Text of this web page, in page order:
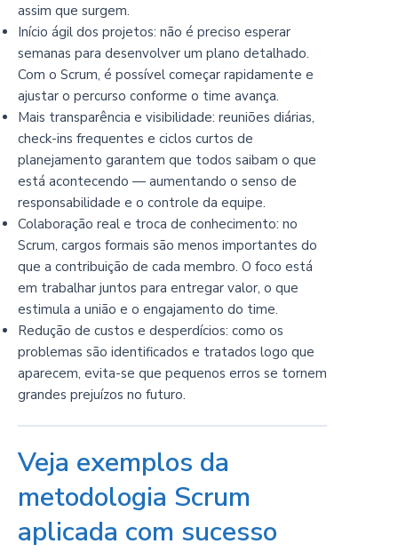
assim que surgem.
Início ágil dos projetos: não é preciso esperar
semanas para desenvolver um plano detalhado.
Com o Scrum, é possível começar rapidamente e
ajustar o percurso conforme o time avança.
Mais transparência e visibilidade: reuniões diárias,
check-ins frequentes e ciclos curtos de
planejamento garantem que todos saibam o que
está acontecendo — aumentando o senso de
responsabilidade e o controle da equipe.
Colaboração real e troca de conhecimento: no
Scrum, cargos formais são menos importantes do
que a contribuição de cada membro. O foco está
em trabalhar juntos para entregar valor, o que
estimula a união e o engajamento do time.
Redução de custos e desperdícios: como os
problemas são identificados e tratados logo que
aparecem, evita-se que pequenos erros se tornem
grandes prejuízos no futuro.
Veja exemplos da
metodologia Scrum
aplicada com sucesso